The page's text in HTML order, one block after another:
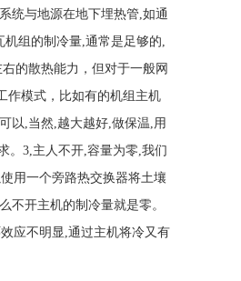
统与地源在地下埋热管,如通
组的制冷量,通常是足够的,
的散热能力，但对于一般网
作模式，比如有的机组主机
以,当然,越大越好,做保温,用
。3,主人不开,容量为零,我们
用一个旁路热交换器将土壤
不开主机的制冷量就是零。
应不明显,通过主机将冷又有